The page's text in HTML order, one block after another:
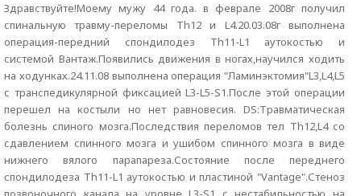
Здравствуйте!Моему мужу 44 года. в феврале 2008г получил
спинальную травму-переломы Th12 и L4.20.03.08г выполнена
операция-передний спондилодез Th11-L1 аутокостью и
системой Вантаж.Появились движения в ногах,научился ходить
на ходунках.24.11.08 выполнена операция "Ламинэктомия"L3,L4,L5
с транспедикулярной фиксацией L3-L5-S1.После этой операции
перешел на костыли но нет равновесия. DS:Травматическая
болезнь спиного мозга.Последствия переломов тел Th12,L4 со
сдавлением спинного мозга и ушибом спинного мозга в виде
нижнего вялого парапареза.Состояние после переднего
спондилодеза Th11-L1 аутокостью и пластиной "Vantage".Стеноз